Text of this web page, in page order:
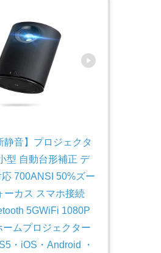
静音】プロジェクタ
型 自動台形補正 デ
700ANSI 50%ズー
ーカス スマホ接続
5GWiFi 1080P
ームプロジェクター
・iOS・Android ・